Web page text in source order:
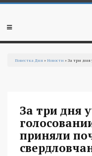
Перейти к основному
Мобильное
Повестка Дня »Новости » За три дня
За три дня
приняли